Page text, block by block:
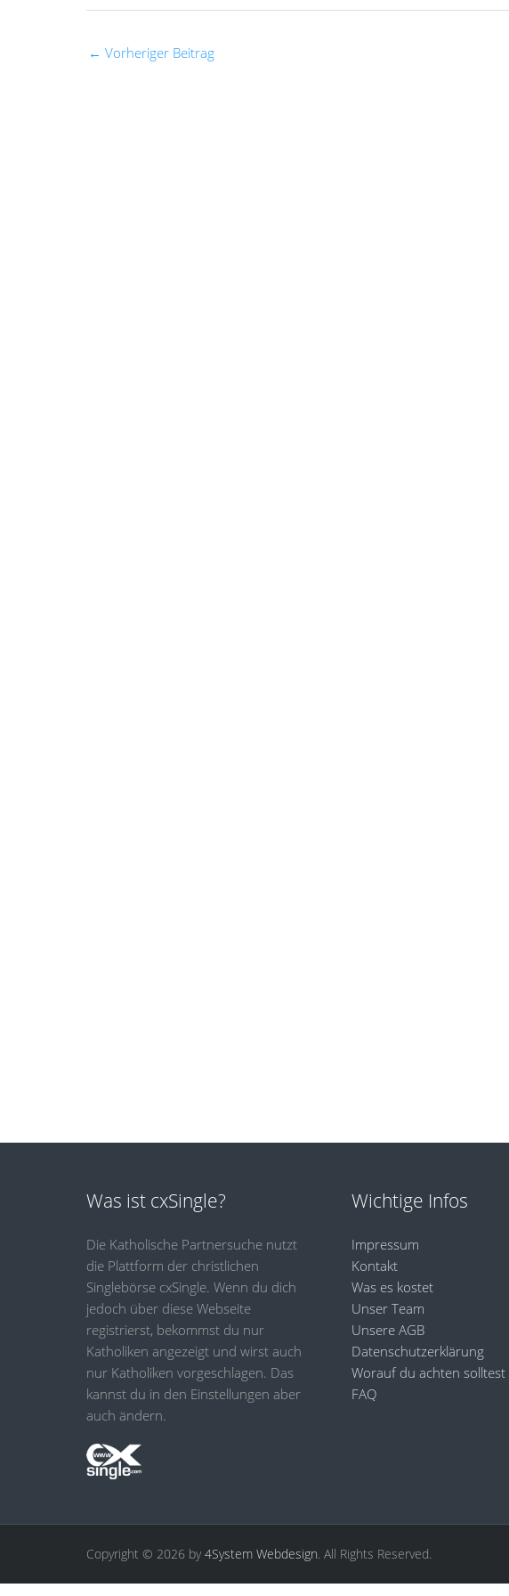
← Vorheriger Beitrag
Was ist cxSingle?
Die Katholische Partnersuche nutzt
die Plattform der christlichen
Singlebörse cxSingle. Wenn du dich
jedoch über diese Webseite
registrierst, bekommst du nur
Katholiken angezeigt und wirst auch
nur Katholiken vorgeschlagen. Das
kannst du in den Einstellungen aber
auch ändern.
Wichtige Infos
Impressum
Kontakt
Was es kostet
Unser Team
Unsere AGB
Datenschutzerklärung
Worauf du achten solltest
FAQ
Copyright © 2026 by4System Webdesign. All Rights Reserved.